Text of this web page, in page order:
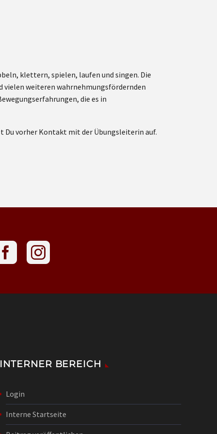
klettern, spielen, laufen und singen. Die
weiteren wahrnehmungsfördernden
die es in
Du vorher Kontakt mit der Übungsleiterin auf.
INTERNER BEREICH
Login
Interne Startseite